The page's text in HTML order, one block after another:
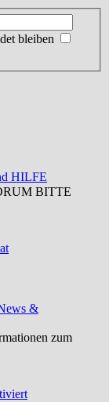
bleiben
HILFE
BITTE
&
zum